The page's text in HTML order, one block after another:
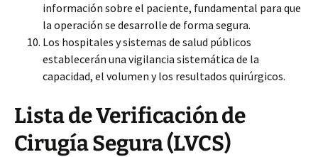
información sobre el paciente, fundamental para que
la operación se desarrolle de forma segura.
Los hospitales y sistemas de salud públicos
establecerán una vigilancia sistemática de la
capacidad, el volumen y los resultados quirúrgicos.
Lista de Verificación de
Cirugía Segura (LVCS)